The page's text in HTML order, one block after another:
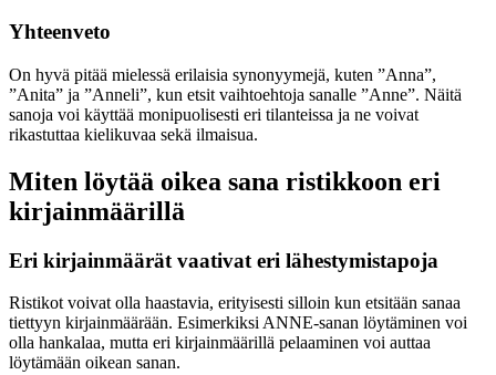
Yhteenveto
On hyvä pitää mielessä erilaisia synonyymejä, kuten ”Anna”,
”Anita” ja ”Anneli”, kun etsit vaihtoehtoja sanalle ”Anne”. Näitä
sanoja voi käyttää monipuolisesti eri tilanteissa ja ne voivat
rikastuttaa kielikuvaa sekä ilmaisua.
Miten löytää oikea sana ristikkoon eri
kirjainmäärillä
Eri kirjainmäärät vaativat eri lähestymistapoja
Ristikot voivat olla haastavia, erityisesti silloin kun etsitään sanaa
tiettyyn kirjainmäärään. Esimerkiksi ANNE-sanan löytäminen voi
olla hankalaa, mutta eri kirjainmäärillä pelaaminen voi auttaa
löytämään oikean sanan.